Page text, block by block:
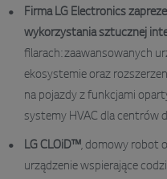
Firma LG Electronics
wykorzystania sztucznej
filarach: zaawansowanych
ekosystemie oraz
na pojazdy z funkcjami
systemy HVAC dla centrów
LG CLOiD™, domowy robot
urządzenie wspierające